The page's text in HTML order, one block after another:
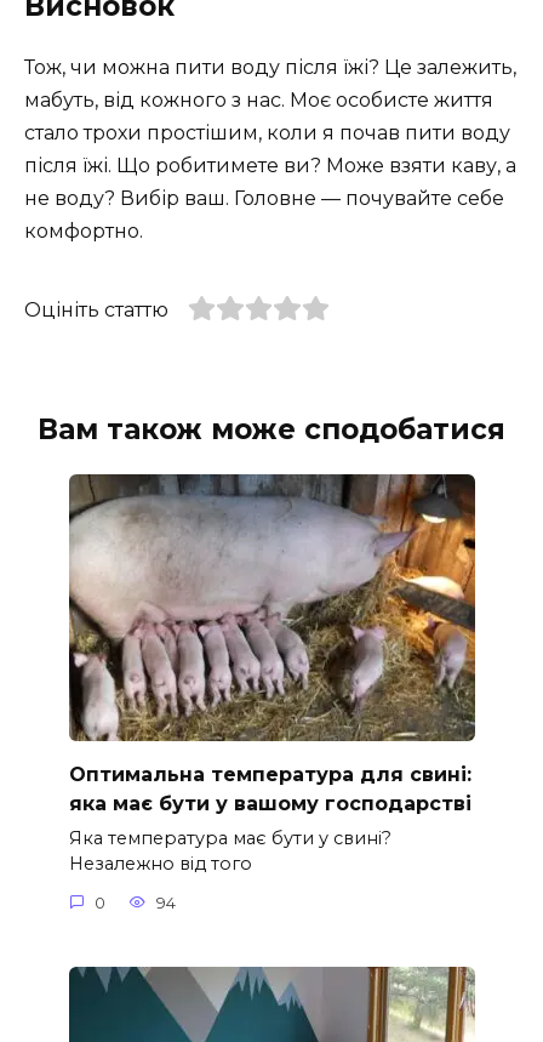
Тож, чи можна пити воду після їжі? Це залежить,
мабуть, від кожного з нас. Моє особисте життя
стало трохи простішим, коли я почав пити воду
після їжі. Що робитимете ви? Може взяти каву, а
не воду? Вибір ваш. Головне — почувайте себе
комфортно.
Оцініть статтю
Вам також може сподобатися
Оптимальна температура для свині:
яка має бути у вашому господарстві
Яка температура має бути у свині?
Незалежно від того
0 94